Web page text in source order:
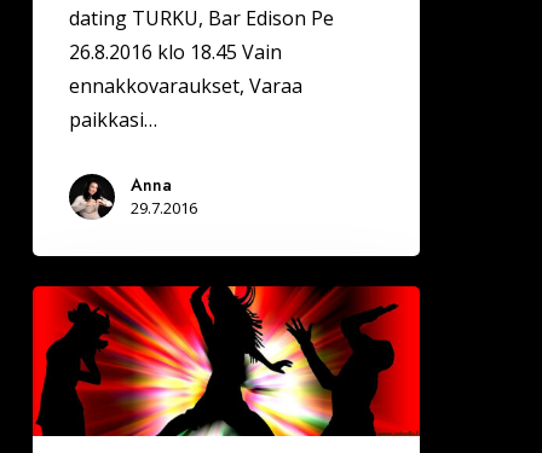
dating TURKU, Bar Edison Pe
26.8.2016 klo 18.45 Vain
ennakkovaraukset, Varaa
paikkasi…
Anna
29.7.2016
LOKAKUUN
DEITTISIRKUS
SINKKUTAPAHTUMAT